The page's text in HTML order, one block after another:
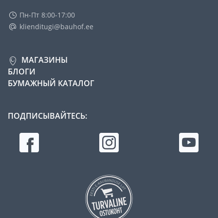
Пн-Пт 8:00-17:00
klienditugi@bauhof.ee
МАГАЗИНЫ
БЛОГИ
БУМАЖНЫЙ КАТАЛОГ
ПОДПИСЫВАЙТЕСЬ: